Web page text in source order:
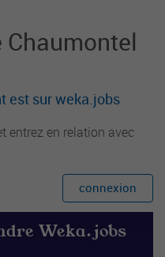
est sur weka.jobs
entrez en relation avec
connexion
Weka.jobs